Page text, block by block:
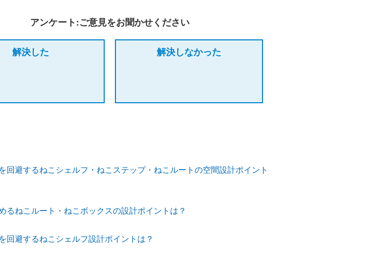
アンケート:ご意見をお聞かせください
解決した 解決しなかった
回避するねこシェルフ・ねこステップ・ねこルートの空間設計ポイント
るねこルート・ねこボックスの設計ポイントは？
回避するねこシェルフ設計ポイントは？